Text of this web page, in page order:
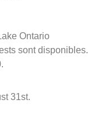
Ontario
sont disponibles.
31st.